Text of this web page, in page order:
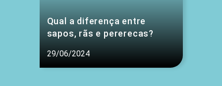
Qual a diferença entre
sapos, rãs e pererecas?
29/06/2024